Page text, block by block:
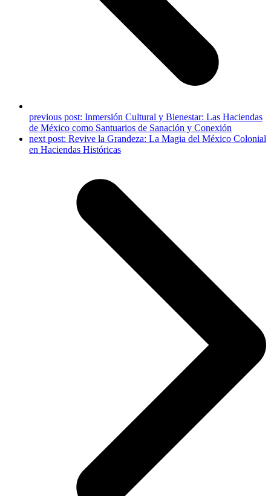
previous post: Inmersión Cultural y Bienestar: Las Haciendas
de México como Santuarios de Sanación y Conexión
next post: Revive la Grandeza: La Magia del México Colonial
en Haciendas Históricas